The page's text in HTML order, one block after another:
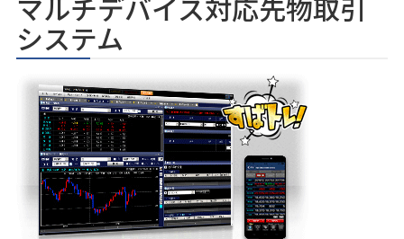
マルチデバイス対応先物取引
システム